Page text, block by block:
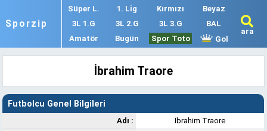
Sporzip
Süper L. 1. Lig Kırmızı
Beyaz
3L 1.G
3L 2.G 3L 3.G
BAL
Amatör
Bugün Spor Toto Gol
ara
İbrahim Traore
Futbolcu Genel Bilgileri
Adı :
İbrahim Traore